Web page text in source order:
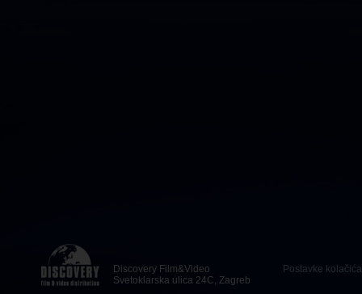
Discovery Film&Video
Svetoklarska ulica 24C, Zagreb
Postavke kolačića